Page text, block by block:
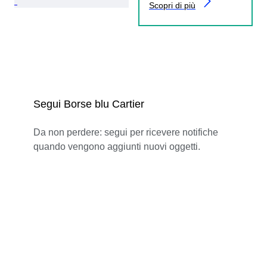
Scopri di più
Segui Borse blu Cartier
Da non perdere: segui per ricevere notifiche
quando vengono aggiunti nuovi oggetti.